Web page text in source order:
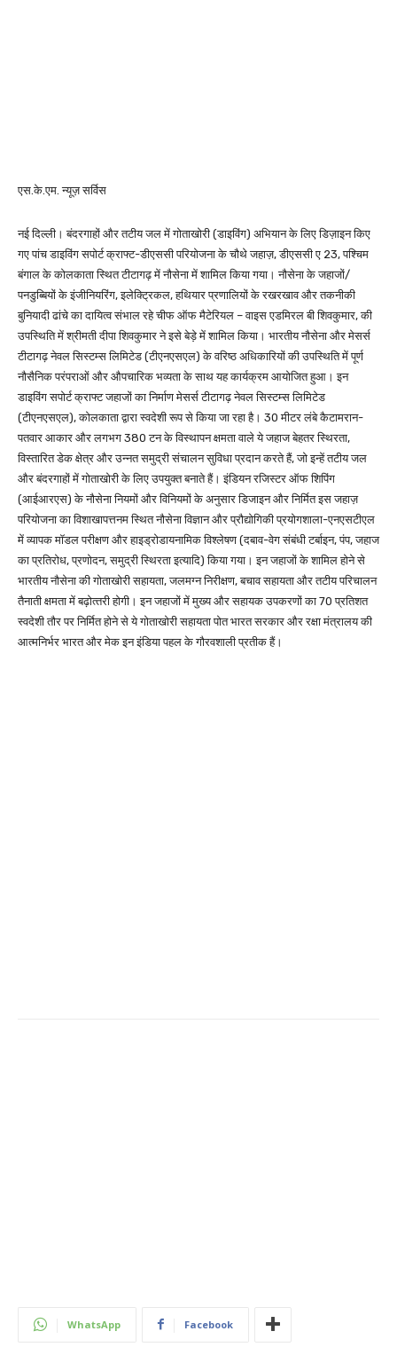
एस.के.एम. न्यूज़ सर्विस
नई दिल्ली। बंदरगाहों और तटीय जल में गोताखोरी (डाइविंग) अभियान के लिए डिज़ाइन किए
गए पांच डाइविंग सपोर्ट क्राफ्ट-डीएससी परियोजना के चौथे जहाज़, डीएससी ए 23, पश्चिम
बंगाल के कोलकाता स्थित टीटागढ़ में नौसेना में श‍ामिल किया गया। नौसेना के जहाजों/
पनडुब्बियों के इंजीनियरिंग, इलेक्ट्रिकल, हथियार प्रणालियों के रखरखाव और तकनीकी
बुनियादी ढांचे का दायित्‍व संभाल रहे चीफ ऑफ मैटेरियल – वाइस एडमिरल बी शिवकुमार, की
उपस्थिति में श्रीमती दीपा शिवकुमार ने इसे बेड़े में शामिल किया। भारतीय नौसेना और मेसर्स
टीटागढ़ नेवल सिस्टम्स लिमिटेड (टीएनएसएल) के वरिष्ठ अधिकारियों की उपस्थिति में पूर्ण
नौसैनिक परंपराओं और औपचारिक भव्यता के साथ यह कार्यक्रम आयोजित हुआ। इन
डाइविंग सपोर्ट क्राफ्ट जहाजों का निर्माण मेसर्स टीटागढ़ नेवल सिस्टम्स लिमिटेड
(टीएनएसएल), कोलकाता द्वारा स्वदेशी रूप से किया जा रहा है। 30 मीटर लंबे कैटामरान-
पतवार आकार और लगभग 380 टन के विस्थापन क्षमता वाले ये जहाज बेहतर स्थिरता,
विस्तारित डेक क्षेत्र और उन्नत समुद्री संचालन सुविधा प्रदान करते हैं, जो इन्हें तटीय जल
और बंदरगाहों में गोताखोरी के लिए उपयुक्त बनाते हैं। इंडियन रजिस्टर ऑफ शिपिंग
(आईआरएस) के नौसेना नियमों और विनियमों के अनुसार डिजाइन और निर्मित इस जहाज़
परियोजना का विशाखापत्तनम स्थित नौसेना विज्ञान और प्रौद्योगिकी प्रयोगशाला-एनएसटीएल
में व्यापक मॉडल परीक्षण और हाइड्रोडायनामिक विश्लेषण (दबाव-वेग संबंधी टर्बाइन, पंप, जहाज
का प्रतिरोध, प्रणोदन, समुद्री स्थिरता इत्‍यादि) किया गया। इन जहाजों के शामिल होने से
भारतीय नौसेना की गोताखोरी सहायता, जलमग्न निरीक्षण, बचाव सहायता और तटीय परिचालन
तैनाती क्षमता में बढ़ोत्‍तरी होगी। इन जहाजों में मुख्य और सहायक उपकरणों का 70 प्रतिशत
स्वदेशी तौर पर निर्मित होने से ये गोताखोरी सहायता पोत भारत सरकार और रक्षा मंत्रालय की
आत्मनिर्भर भारत और मेक इन इंडिया पहल के गौरवशाली प्रतीक हैं।
WhatsApp Facebook